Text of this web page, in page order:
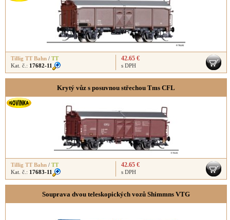
Tillig TT Bahn / TT
Kat. č.: 17682-11
42.65 €
s DPH
Krytý vůz s posuvnou střechou Tms CFL
Tillig TT Bahn / TT
Kat. č.: 17683-11
42.65 €
s DPH
Souprava dvou teleskopických vozů Shimmns VTG